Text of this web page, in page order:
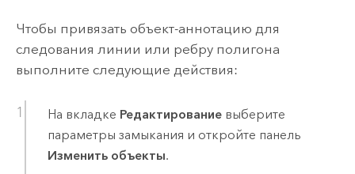
Чтобы привязать объект-аннотацию для
следования линии или ребру полигона
выполните следующие действия:
На вкладке Редактированиевыберите
параметры замыкания и откройте панель
Изменить объекты.